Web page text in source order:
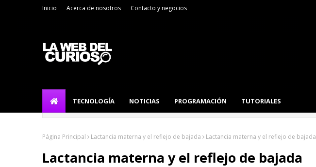
Inicio Acerca de nosotros Contacto y negocios
TECNOLOGÍA NOTICIAS PROGRAMACIÓN TUTORIALES
Página Principal Lactancia materna y el reflejo de bajada Lactancia materna y el reflejo de bajada
Lactancia materna y el reflejo de bajada